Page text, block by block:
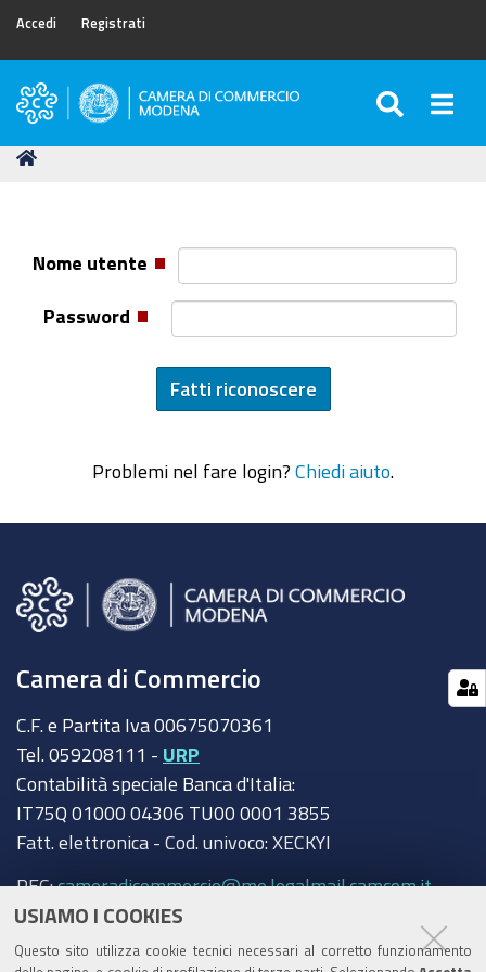
USIAMO I COOKIES
Questo sito utilizza cookie tecnici necessari al corretto funzionamento
Accedi Registrati
Camera
Commercio
Tu
Nome utente
Password
Problemi nel fare login? Chiedi aiuto
Camera di Commercio
C.F. e Partita Iva 00675070361
Tel. 059208111 - URP
Contabilità speciale Banca d'Italia:
IT75Q 01000 04306 TU00 0001 3855
Fatt. elettronica - Cod. univoco: XECKYI
PEC:cameradicommercio@mo.legalmail.camcom.it
Trasparenza